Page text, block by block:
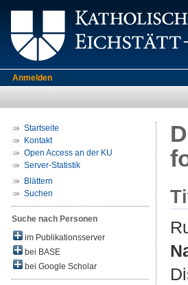
Anmelden
Startseite
Kontakt
Open Access an der KU
Server-Statistik
Blättern
Suchen
Suche nach Personen
im Publikationsserver
bei BASE
bei Google Scholar